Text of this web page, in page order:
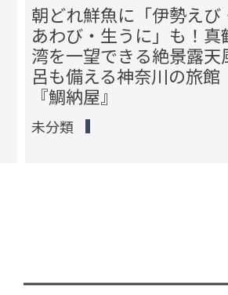
朝どれ鮮魚に「伊勢えび
あわび・生うに」も！真
湾を一望できる絶景露天
呂も備える神奈川の旅館
『鯛納屋』
未分類